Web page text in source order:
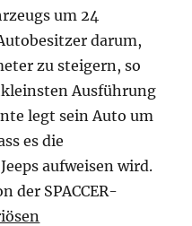
um 24
darum,
zu steigern, so
Ausführung
legt sein Auto um
es die
aufweisen wird.
der SPACCER-